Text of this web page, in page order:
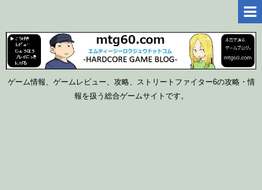
ゲーム情報、ゲームレビュー、攻略、ストリートファイター6の攻略・情
報を扱う総合ゲームサイトです。